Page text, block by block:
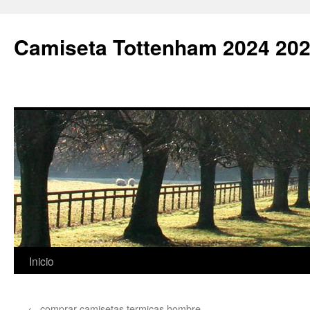
Camiseta Tottenham 2024
Saltar
Inicio